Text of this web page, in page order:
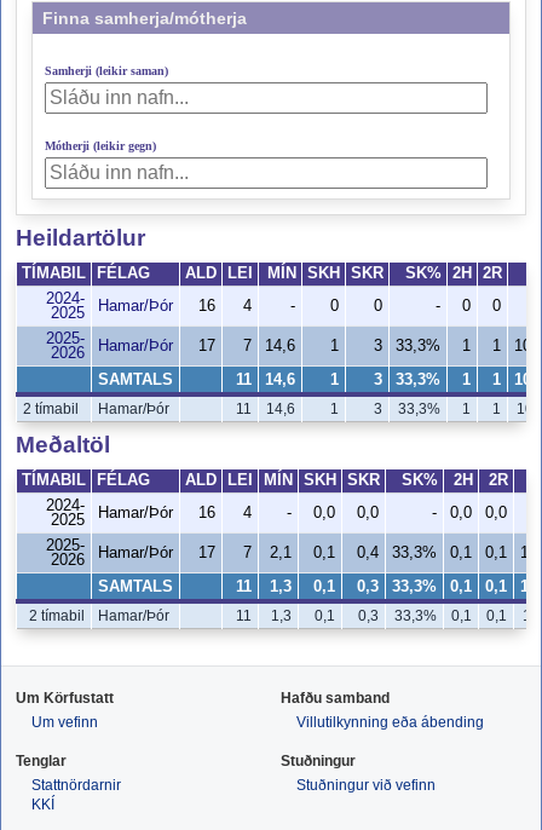
Finna samherja/mótherja
Samherji (leikir saman)
Mótherji (leikir gegn)
Heildartölur
TÍMABIL FÉLAG ALD LEI MÍN SKH SKR SK% 2H 2R
2024-
2025
Hamar/Þór 16 4 - 0 0 - 0
0
2025-
2026
Hamar/Þór 17 7 14,6 1 3 33,3% 1 1
SAMTALS 11 14,6 1 3 33,3% 1 1
2 tímabil Hamar/Þór 11 14,6 1 3 33,3% 1 1
Meðaltöl
TÍMABIL FÉLAG ALD LEI MÍN SKH SKR SK% 2H 2R
2024-
2025
Hamar/Þór 16 4 - 0,0 0,0 - 0,0
0,0
2025-
2026
Hamar/Þór 17 7 2,1 0,1 0,4 33,3% 0,1 0,1
SAMTALS 11 1,3 0,1 0,3 33,3% 0,1 0,1
2 tímabil Hamar/Þór 11 1,3 0,1 0,3 33,3% 0,1 0,1
Um Körfustatt
Um vefinn
Hafðu samband
Villutilkynning eða ábending
Tenglar
Stattnördarnir
KKÍ
Stuðningur
Stuðningur við vefinn